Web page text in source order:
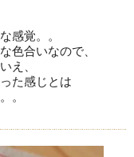
感覚。。
合いなので、
え、
た感じとは
。